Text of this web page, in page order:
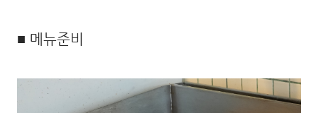
■ 메뉴준비